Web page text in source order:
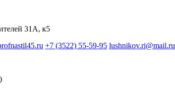
31А, к5
+7 (3522) 55-59-95 lushnikov.ri@mail.ru